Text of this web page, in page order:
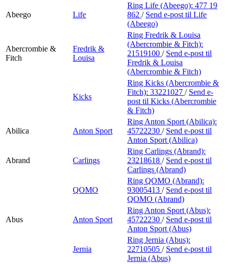
Abeego Life
Ring Life (Abeego): 477 19
862 / Send e-post til Life
(Abeego)
Abercrombie &
Fitch
Fredrik &
Louisa
Ring Fredrik & Louisa
(Abercrombie & Fitch):
21519100 / Send e-post til
Fredrik & Louisa
(Abercrombie & Fitch)
Kicks
Ring Kicks (Abercrombie &
Fitch): 33221027 / Send e-
post til Kicks (Abercrombie
& Fitch)
Abilica Anton Sport
Ring Anton Sport (Abilica):
45722230 / Send e-post til
Anton Sport (Abilica)
Abrand Carlings
Ring Carlings (Abrand):
23218618 / Send e-post til
Carlings (Abrand)
QOMO
Ring QOMO (Abrand):
93005413 / Send e-post til
QOMO (Abrand)
Abus Anton Sport
Ring Anton Sport (Abus):
45722230 / Send e-post til
Anton Sport (Abus)
Jernia
Ring Jernia (Abus):
22710505 / Send e-post til
Jernia (Abus)